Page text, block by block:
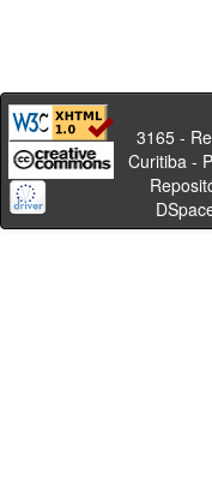
Av.
3165 -